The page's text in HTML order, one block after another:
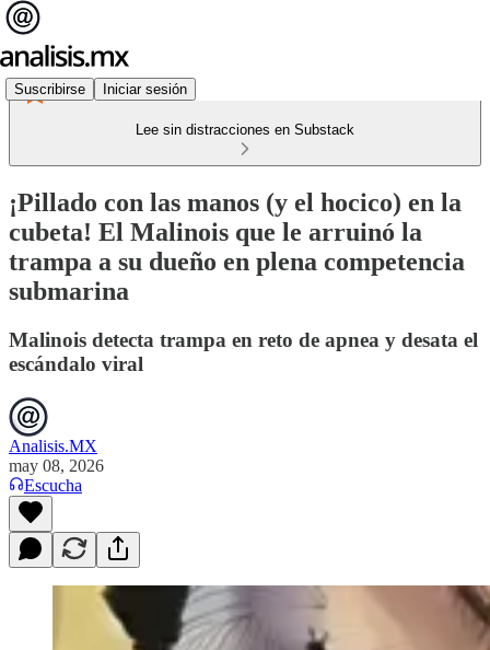
Suscribirse Iniciar sesión
Lee sin distracciones en Substack
¡Pillado con las manos (y el hocico) en la
cubeta! El Malinois que le arruinó la
trampa a su dueño en plena competencia
submarina
Malinois detecta trampa en reto de apnea y desata el
escándalo viral
Analisis.MX
may 08, 2026
Escucha